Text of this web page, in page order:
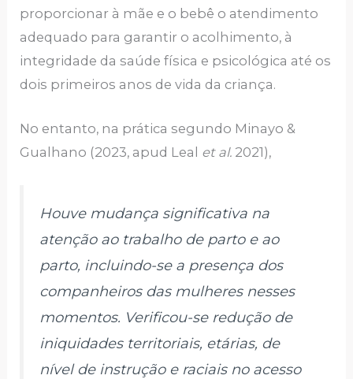
proporcionar à mãe e o bebê o atendimento
adequado para garantir o acolhimento, à
integridade da saúde física e psicológica até os
dois primeiros anos de vida da criança.
No entanto, na prática segundo Minayo &
Gualhano (2023, apud Leal et al. 2021),
Houve mudança significativa na
atenção ao trabalho de parto e ao
parto, incluindo-se a presença dos
companheiros das mulheres nesses
momentos. Verificou-se redução de
iniquidades territoriais, etárias, de
nível de instrução e raciais no acesso